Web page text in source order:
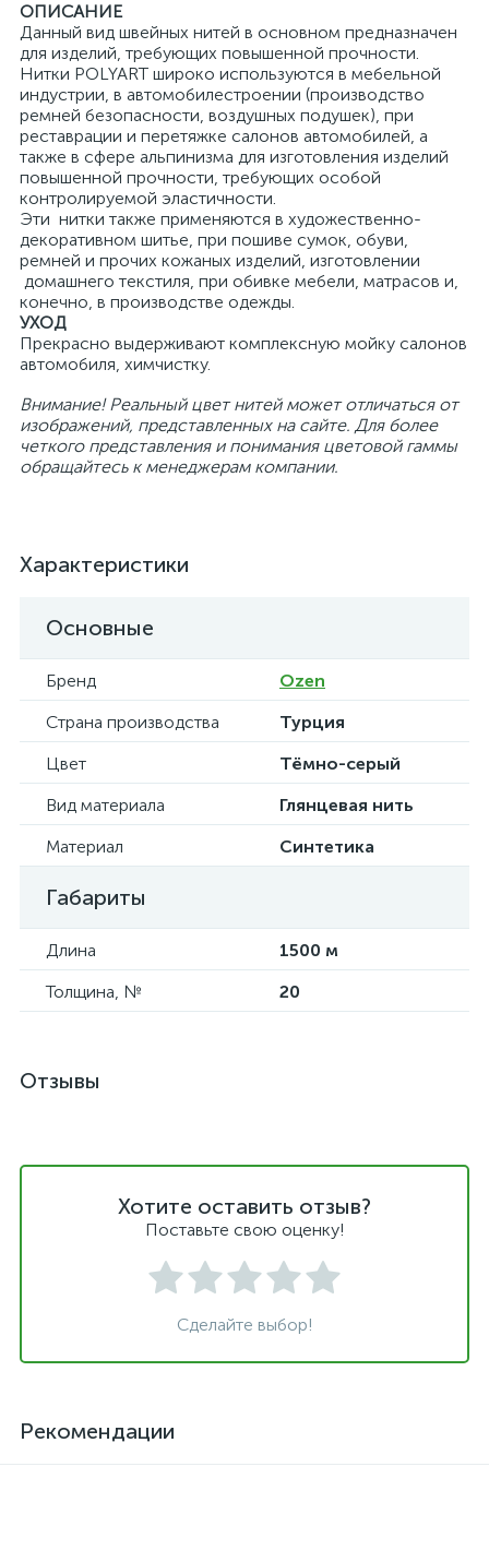
ОПИСАНИЕ
Данный вид швейных нитей в основном предназначен
для изделий, требующих повышенной прочности.
Нитки POLYART широко используются в мебельной
индустрии, в автомобилестроении (производство
ремней безопасности, воздушных подушек), при
реставрации и перетяжке салонов автомобилей, а
также в сфере альпинизма для изготовления изделий
повышенной прочности, требующих особой
контролируемой эластичности.
Эти нитки также применяются в художественно-
декоративном шитье, при пошиве сумок, обуви,
ремней и прочих кожаных изделий, изготовлении
домашнего текстиля, при обивке мебели, матрасов и,
конечно, в производстве одежды.
УХОД
Прекрасно выдерживают комплексную мойку салонов
автомобиля, химчистку.
Внимание! Реальный цвет нитей может отличаться от
изображений, представленных на сайте. Для более
четкого представления и понимания цветовой гаммы
обращайтесь к менеджерам компании.
Характеристики
Основные
Бренд
Ozen
Страна производства
Турция
Цвет
Тёмно-серый
Вид материала
Глянцевая нить
Материал
Синтетика
Габариты
Длина
1500 м
Толщина, №
20
Отзывы
Хотите оставить отзыв?
Поставьте свою оценку!
Сделайте выбор!
Рекомендации